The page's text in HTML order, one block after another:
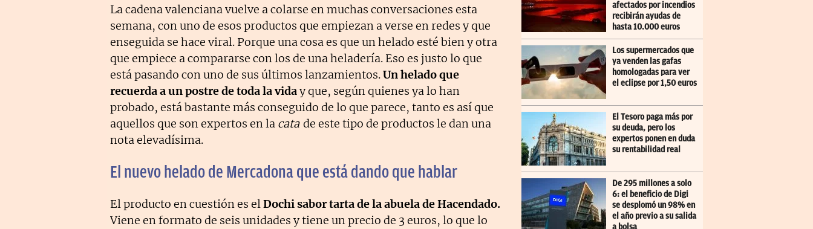
La cadena valenciana vuelve a colarse en muchas conversaciones esta
semana, con uno de esos productos que empiezan a verse en redes y que
enseguida se hace viral. Porque una cosa es que un helado esté bien y otra
que empiece a compararse con los de una heladería. Eso es justo lo que
está pasando con uno de sus últimos lanzamientos.Un helado que
recuerda a un postre de toda la viday que, según quienes ya lo han
probado, está bastante más conseguido de lo que parece, tanto es así que
aquellos que son expertos en la cata de este tipo de productos le dan una
nota elevadísima.
El nuevo helado de Mercadona que está dando que hablar
El producto en cuestión es elDochi sabor tarta de la abuela de Hacendado.
Viene en formato de seis unidades y tiene un precio de 3 euros, lo que lo
afectados por incendios
recibirán ayudas de
hasta 10.000 euros
Los supermercados que
ya venden las gafas
homologadas para ver
el eclipse por 1,50 euros
El Tesoro paga más por
su deuda, pero los
expertos ponen en duda
su rentabilidad real
De 295 millones a solo
6: el beneficio de Digi
se desplomó un 98% en
el año previo a su salida
a bolsa